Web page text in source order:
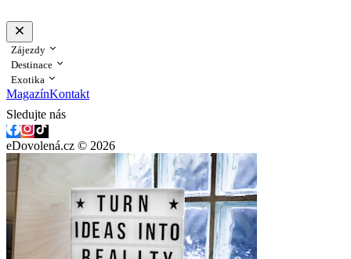
Zájezdy
Destinace
Exotika
MagazínKontakt
Sledujte nás
eDovolená.cz © 2026